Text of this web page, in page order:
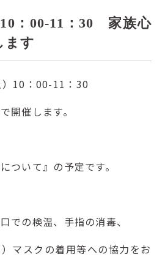
：00-11：30 家族心
ます
10：00-11：30
開催します。
ついて』の予定です。
での検温、手指の消毒、
マスクの着用等への協力をお